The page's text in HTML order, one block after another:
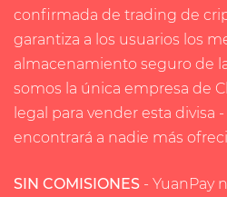
confirmada de trading de
garantiza a los usuarios los
almacenamiento seguro de
somos la única empresa de
legal para vender esta divisa
encontrará a nadie más
SIN COMISIONES - YuanPay